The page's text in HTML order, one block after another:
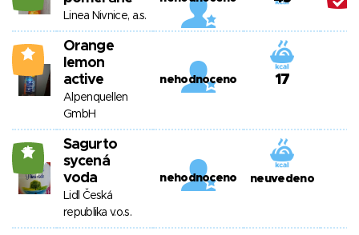
Linea Nivnice, a.s.
0
Orange
lemon
active
Alpenquellen
GmbH
nehodnoceno 17
15
Sagurto
sycená
voda
Lidl Česká
republika v.o.s.
nehodnoceno neuvedeno